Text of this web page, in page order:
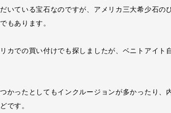
いている宝石なのですが、アメリカ三大希少石の
もあります。
カでの買い付けでも探しましたが、ベニトアイト
かったとしてもインクルージョンが多かったり、
です。